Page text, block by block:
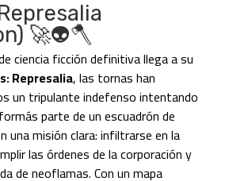
🚀👽🪓
ciencia ficción definitiva llega a su
Represalia, las tornas han
un tripulante indefenso intentando
parte de un escuadrón de
una misión clara: infiltrarse en la
las órdenes de la corporación y
de neoflamas. Con un mapa